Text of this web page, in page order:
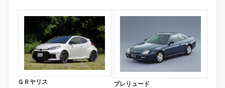
ＧＲヤリス プレリュード